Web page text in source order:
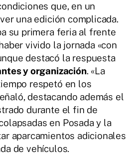
que, en un
una edición complicada.
su primera feria al frente
vivido la jornada «con
destacó la respuesta
y organización. «La
respetó en los
destacando además el
durante el fin de
en Posada y la
aparcamientos adicionales
de vehículos.